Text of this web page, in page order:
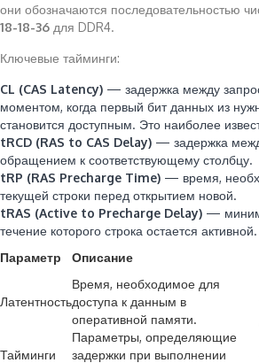
они обозначаются последовательностью
18-18-36 для DDR4.
Ключевые тайминги:
CL (CAS Latency) — задержка между
моментом, когда первый бит данных из
становится доступным. Это наиболее
tRCD (RAS to CAS Delay) — задержка
обращением к соответствующему столбцу.
tRP (RAS Precharge Time) — время,
текущей строки перед открытием новой.
tRAS (Active to Precharge Delay) —
течение которого строка остается активной.
Параметр
Описание
Латентность
Время, необходимое для
доступа к данным в
оперативной памяти.
Тайминги
Параметры, определяющие
задержки при выполнении